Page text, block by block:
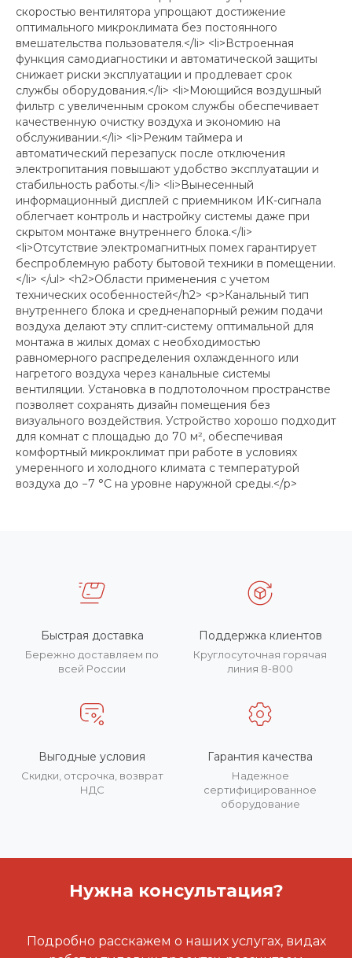
скоростью вентилятора упрощают достижение
оптимального микроклимата без постоянного
вмешательства пользователя.</li> <li>Встроенная
функция самодиагностики и автоматической защиты
снижает риски эксплуатации и продлевает срок
службы оборудования.</li> <li>Моющийся воздушный
фильтр с увеличенным сроком службы обеспечивает
качественную очистку воздуха и экономию на
обслуживании.</li> <li>Режим таймера и
автоматический перезапуск после отключения
электропитания повышают удобство эксплуатации и
стабильность работы.</li> <li>Вынесенный
информационный дисплей с приемником ИК-сигнала
облегчает контроль и настройку системы даже при
скрытом монтаже внутреннего блока.</li>
<li>Отсутствие электромагнитных помех гарантирует
беспроблемную работу бытовой техники в помещении.
</li> </ul> <h2>Области применения с учетом
технических особенностей</h2> <p>Канальный тип
внутреннего блока и средненапорный режим подачи
воздуха делают эту сплит-систему оптимальной для
монтажа в жилых домах с необходимостью
равномерного распределения охлажденного или
нагретого воздуха через канальные системы
вентиляции. Установка в подпотолочном пространстве
позволяет сохранять дизайн помещения без
визуального воздействия. Устройство хорошо подходит
для комнат с площадью до 70 м², обеспечивая
комфортный микроклимат при работе в условиях
умеренного и холодного климата с температурой
воздуха до −7 °C на уровне наружной среды.</p>
Быстрая доставка
Бережно доставляем по
всей России
Поддержка клиентов
Круглосуточная горячая
линия 8-800
Выгодные условия
Скидки, отсрочка, возврат
НДС
Гарантия качества
Надежное
сертифицированное
оборудование
Нужна консультация?
Подробно расскажем о наших услугах, видах